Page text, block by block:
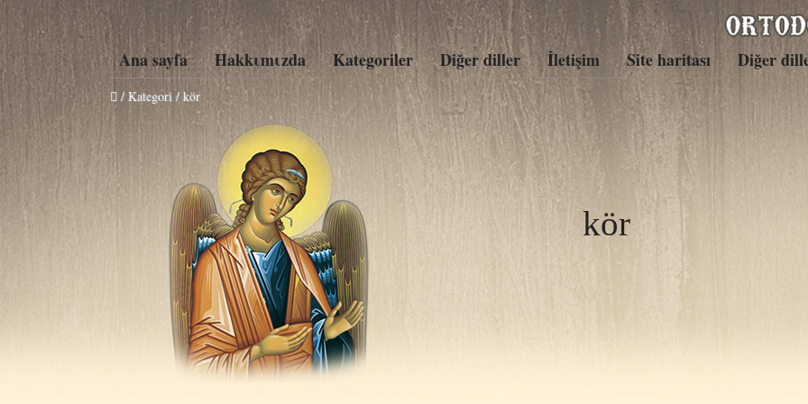
Ana sayfa Hakkιmιzda Kategoriler Diğer diller İletişim Site haritası Diğer
/ Kategori / kör
kör